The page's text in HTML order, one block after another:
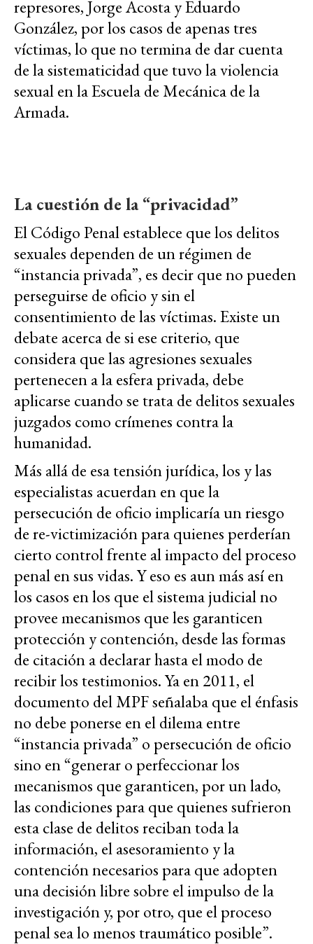
represores, Jorge Acosta y Eduardo
González, por los casos de apenas tres
víctimas, lo que no termina de dar cuenta
de la sistematicidad que tuvo la violencia
sexual en la Escuela de Mecánica de la
Armada.
La cuestión de la “privacidad”
El Código Penal establece que los delitos
sexuales dependen de un régimen de
“instancia privada”, es decir que no pueden
perseguirse de oficio y sin el
consentimiento de las víctimas. Existe un
debate acerca de si ese criterio, que
considera que las agresiones sexuales
pertenecen a la esfera privada, debe
aplicarse cuando se trata de delitos sexuales
juzgados como crímenes contra la
humanidad.
Más allá de esa tensión jurídica, los y las
especialistas acuerdan en que la
persecución de oficio implicaría un riesgo
de re-victimización para quienes perderían
cierto control frente al impacto del proceso
penal en sus vidas. Y eso es aun más así en
los casos en los que el sistema judicial no
provee mecanismos que les garanticen
protección y contención, desde las formas
de citación a declarar hasta el modo de
recibir los testimonios. Ya en 2011, el
documento del MPF señalaba que el énfasis
no debe ponerse en el dilema entre
“instancia privada” o persecución de oficio
sino en “generar o perfeccionar los
mecanismos que garanticen, por un lado,
las condiciones para que quienes sufrieron
esta clase de delitos reciban toda la
información, el asesoramiento y la
contención necesarios para que adopten
una decisión libre sobre el impulso de la
investigación y, por otro, que el proceso
penal sea lo menos traumático posible”.